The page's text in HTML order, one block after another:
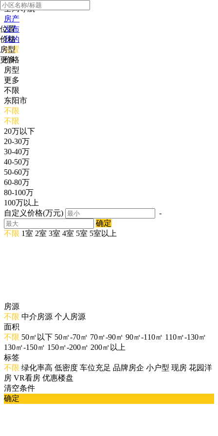
全局导航
房产
发布
我的
位置
价格
房型
更多
位置
价格
房型
更多
不限
东阳市
不限
不限
20万以下
20-30万
30-40万
40-50万
50-60万
60-80万
80-100万
100万以上
自定义价格(万元)
-
确定
不限 1室 2室 3室 4室 5室 5室以上
房源
不限 中介房源 个人房源
面积
不限 50㎡以下 50㎡-70㎡ 70㎡-90㎡ 90㎡-110㎡ 110㎡-130㎡
130㎡-150㎡ 150㎡-200㎡ 200㎡以上
标签
不限 绿化率高 低密度 车位充足 品牌房企 小户型 现房 花园洋
房 VR看房 优惠楼盘
清空条件
确定